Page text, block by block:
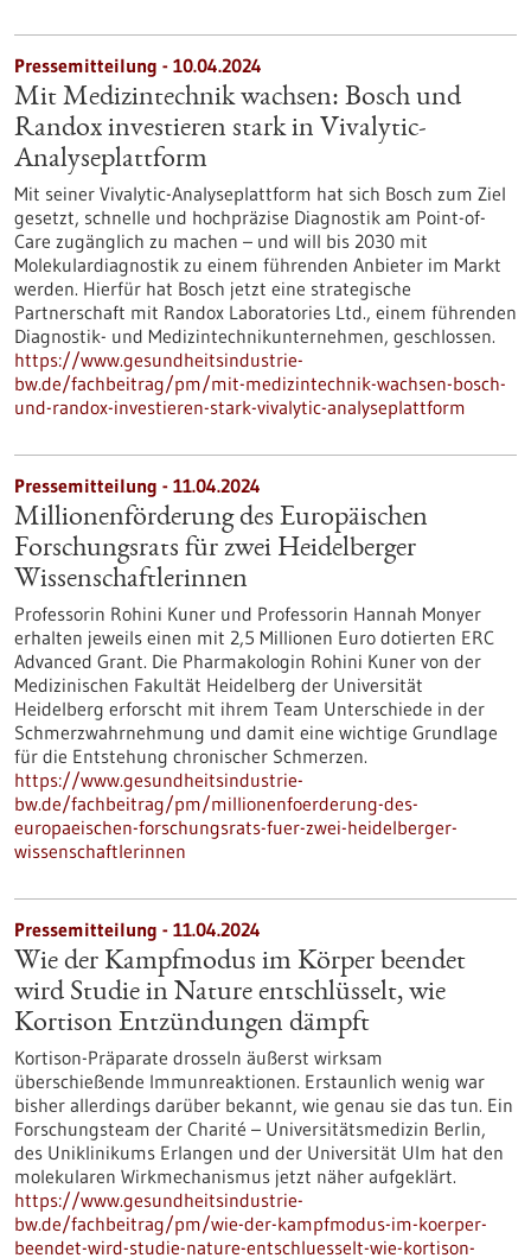
Pressemitteilung - 10.04.2024
Mit Medizintechnik wachsen: Bosch und
Randox investieren stark in Vivalytic-
Analyseplattform
Mit seiner Vivalytic-Analyseplattform hat sich Bosch zum Ziel
gesetzt, schnelle und hochpräzise Diagnostik am Point-of-
Care zugänglich zu machen – und will bis 2030 mit
Molekulardiagnostik zu einem führenden Anbieter im Markt
werden. Hierfür hat Bosch jetzt eine strategische
Partnerschaft mit Randox Laboratories Ltd., einem führenden
Diagnostik- und Medizintechnikunternehmen, geschlossen.
https://www.gesundheitsindustrie-
bw.de/fachbeitrag/pm/mit-medizintechnik-wachsen-bosch-
und-randox-investieren-stark-vivalytic-analyseplattform
Pressemitteilung - 11.04.2024
Millionenförderung des Europäischen
Forschungsrats für zwei Heidelberger
Wissenschaftlerinnen
Professorin Rohini Kuner und Professorin Hannah Monyer
erhalten jeweils einen mit 2,5 Millionen Euro dotierten ERC
Advanced Grant. Die Pharmakologin Rohini Kuner von der
Medizinischen Fakultät Heidelberg der Universität
Heidelberg erforscht mit ihrem Team Unterschiede in der
Schmerzwahrnehmung und damit eine wichtige Grundlage
für die Entstehung chronischer Schmerzen.
https://www.gesundheitsindustrie-
bw.de/fachbeitrag/pm/millionenfoerderung-des-
europaeischen-forschungsrats-fuer-zwei-heidelberger-
wissenschaftlerinnen
Pressemitteilung - 11.04.2024
Wie der Kampfmodus im Körper beendet
wird Studie in Nature entschlüsselt, wie
Kortison Entzündungen dämpft
Kortison-Präparate drosseln äußerst wirksam
überschießende Immunreaktionen. Erstaunlich wenig war
bisher allerdings darüber bekannt, wie genau sie das tun. Ein
Forschungsteam der Charité – Universitätsmedizin Berlin,
des Uniklinikums Erlangen und der Universität Ulm hat den
molekularen Wirkmechanismus jetzt näher aufgeklärt.
https://www.gesundheitsindustrie-
bw.de/fachbeitrag/pm/wie-der-kampfmodus-im-koerper-
beendet-wird-studie-nature-entschluesselt-wie-kortison-